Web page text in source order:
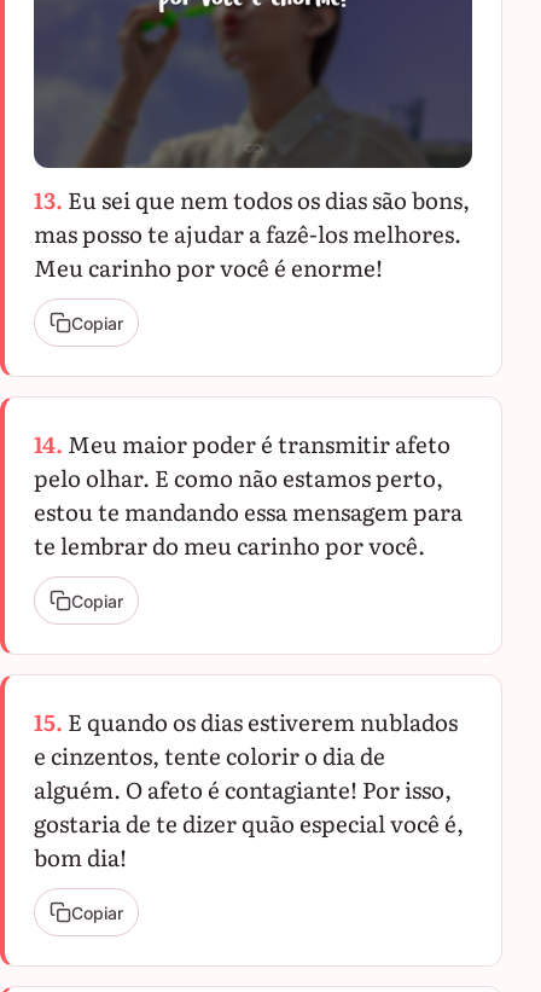
13. Eu sei que nem todos os dias são bons,
mas posso te ajudar a fazê-los melhores.
Meu carinho por você é enorme!
Copiar
14. Meu maior poder é transmitir afeto
pelo olhar. E como não estamos perto,
estou te mandando essa mensagem para
te lembrar do meu carinho por você.
Copiar
15. E quando os dias estiverem nublados
e cinzentos, tente colorir o dia de
alguém. O afeto é contagiante! Por isso,
gostaria de te dizer quão especial você é,
bom dia!
Copiar